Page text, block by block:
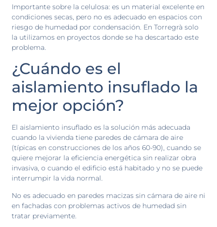
Importante sobre la celulosa: es un material excelente en
condiciones secas, pero no es adecuado en espacios con
riesgo de humedad por condensación. En Torregrà solo
la utilizamos en proyectos donde se ha descartado este
problema.
¿Cuándo es el
aislamiento insuflado la
mejor opción?
El aislamiento insuflado es la solución más adecuada
cuando la vivienda tiene paredes de cámara de aire
(típicas en construcciones de los años 60-90), cuando se
quiere mejorar la eficiencia energética sin realizar obra
invasiva, o cuando el edificio está habitado y no se puede
interrumpir la vida normal.
No es adecuado en paredes macizas sin cámara de aire ni
en fachadas con problemas activos de humedad sin
tratar previamente.